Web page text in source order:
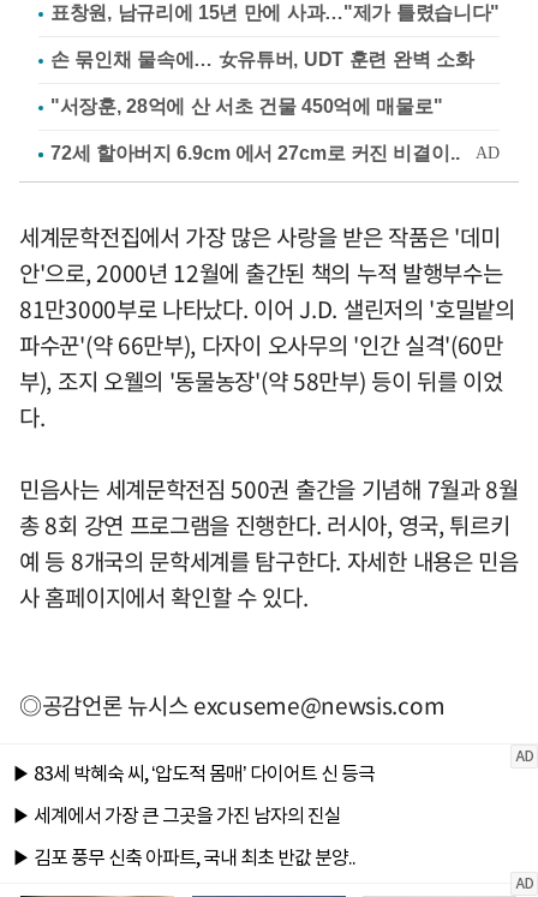
표창원, 남규리에 15년 만에 사과…"제가 틀렸습니다"
손 묶인채 물속에… 女유튜버, UDT 훈련 완벽 소화
"서장훈, 28억에 산 서초 건물 450억에 매물로"
세계문학전집에서 가장 많은 사랑을 받은 작품은 '데미
안'으로, 2000년 12월에 출간된 책의 누적 발행부수는
81만3000부로 나타났다. 이어 J.D. 샐린저의 '호밀밭의
파수꾼'(약 66만부), 다자이 오사무의 '인간 실격'(60만
부), 조지 오웰의 '동물농장'(약 58만부) 등이 뒤를 이었
다.
민음사는 세계문학전짐 500권 출간을 기념해 7월과 8월
총 8회 강연 프로그램을 진행한다. 러시아, 영국, 튀르키
예 등 8개국의 문학세계를 탐구한다. 자세한 내용은 민음
사 홈페이지에서 확인할 수 있다.
◎공감언론 뉴시스excuseme@newsis.com